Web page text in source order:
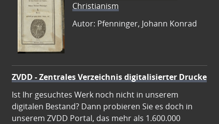
Christianism
Autor: Pfenninger, Johann Konrad
ZVDD - Zentrales Verzeichnis digitalisierter Drucke
Ist Ihr gesuchtes Werk noch nicht in unserem
digitalen Bestand? Dann probieren Sie es doch in
unserem ZVDD Portal, das mehr als 1.600.000